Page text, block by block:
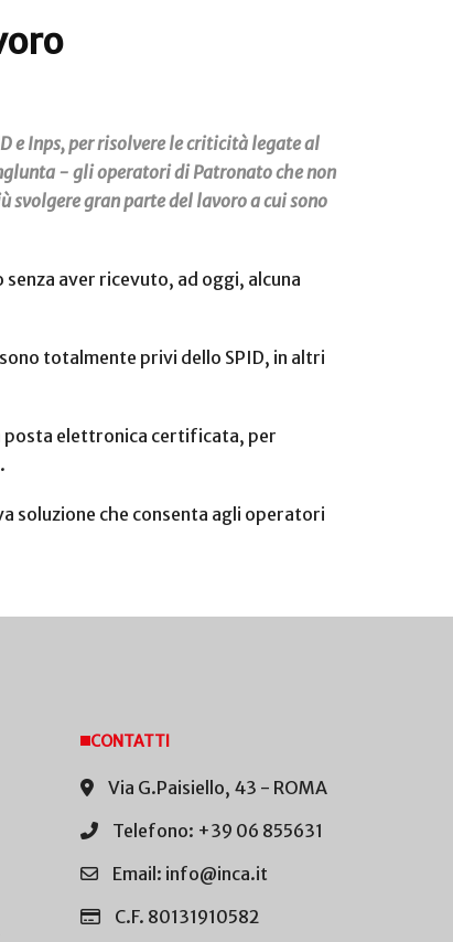
e Inps, per risolvere le criticità legate al
- gli operatori di Patronato che non
gran parte del lavoro a cui sono
aver ricevuto, ad oggi, alcuna
totalmente privi dello SPID, in altri
posta elettronica certificata, per
soluzione che consenta agli operatori
CONTATTI
Via G.Paisiello, 43 - ROMA
Telefono: +39 06 855631
Email: info@inca.it
C.F. 80131910582